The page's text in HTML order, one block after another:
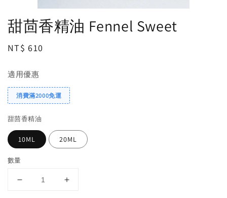
甜茴香精油 Fennel Sweet
Regular
NT$ 610
適用優惠
消費滿2000免運
甜茴香精油
10ML 20ML
數量